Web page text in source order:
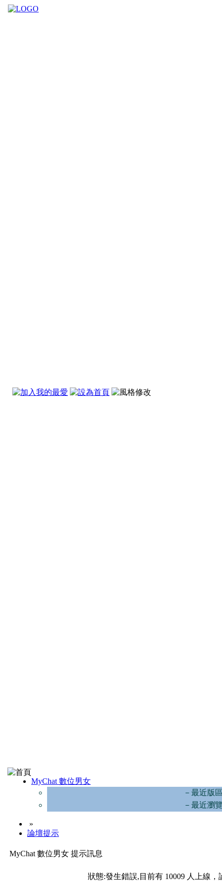
MyChat 數位男女
－最近版
－最近瀏
»
論壇提示
MyChat 數位男女 提示訊息
狀態:發生錯誤,目前有 10009 人上線